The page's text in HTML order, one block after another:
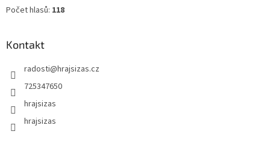
Počet hlasů: 118
Kontakt
radosti@hrajsizas.cz
725347650
hrajsizas
hrajsizas